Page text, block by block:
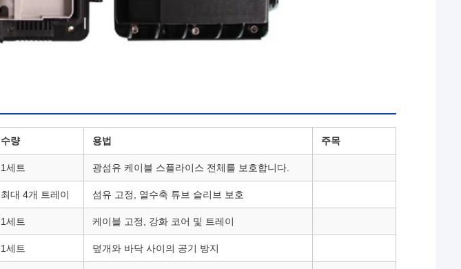
수량 용법 주목
1세트 광섬유 케이블 스플라이스 전체를 보호합니다.
최대 4개 트레이 섬유 고정, 열수축 튜브 슬리브 보호
1세트 케이블 고정, 강화 코어 및 트레이
1세트 덮개와 바닥 사이의 공기 방지